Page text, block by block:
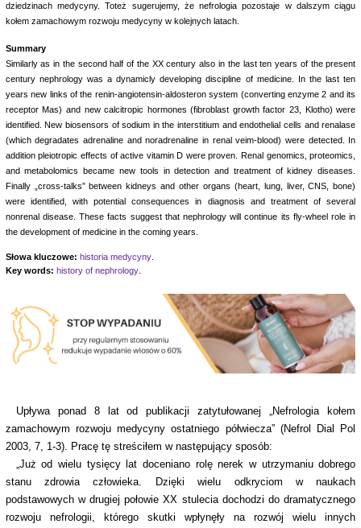
dziedzinach medycyny. Toteż sugerujemy, że nefrologia pozostaje w dalszym ciągu
kołem zamachowym rozwoju medycyny w kolejnych latach.
Summary
Similarly as in the second half of the XX century also in the last ten years of the present
century nephrology was a dynamicly developing discipline of medicine. In the last ten
years new links of the renin-angiotensin-aldosteron system (converting enzyme 2 and its
receptor Mas) and new calcitropic hormones (fibroblast growth factor 23, Klotho) were
identified. New biosensors of sodium in the interstitium and endothelial cells and renalase
(which degradates adrenaline and noradrenaline in renal veim-blood) were detected. In
addition pleiotropic effects of active vitamin D were proven. Renal genomics, proteomics,
and metabolomics became new tools in detection and treatment of kidney diseases.
Finally „cross-talks” between kidneys and other organs (heart, lung, liver, CNS, bone)
were identified, with potential consequences in diagnosis and treatment of several
nonrenal disease. These facts suggest that nephrology will continue its fly-wheel role in
the development of medicine in the coming years.
Słowa kluczowe: historia medycyny.
Key words: history of nephrology.
Upływa ponad 8 lat od publikacji zatytułowanej „Nefrologia kołem
zamachowym rozwoju medycyny ostatniego półwiecza” (Nefrol Dial Pol
2003, 7, 1-3). Pracę tę streściłem w następujący sposób:
„Już od wielu tysięcy lat doceniano rolę nerek w utrzymaniu dobrego
stanu zdrowia człowieka. Dzięki wielu odkryciom w naukach
podstawowych w drugiej połowie XX stulecia dochodzi do dramatycznego
rozwoju nefrologii, którego skutki wpłynęły na rozwój wielu innych